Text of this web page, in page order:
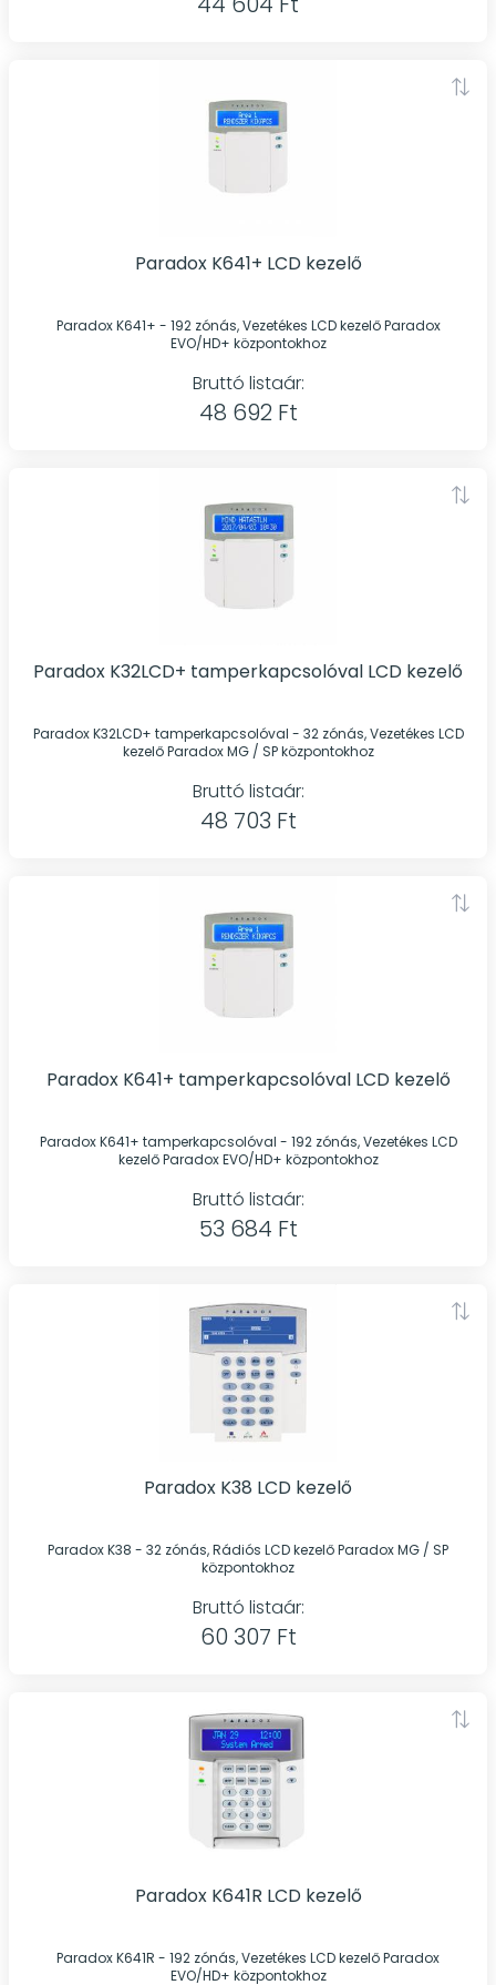
Paradox K641+ LCD kezelő
Paradox K641+ - 192 zónás, Vezetékes LCD kezelő Paradox
EVO/HD+ központokhoz
Bruttó listaár:
48 692 Ft
Paradox K32LCD+ tamperkapcsolóval LCD kezelő
Paradox K32LCD+ tamperkapcsolóval - 32 zónás, Vezetékes LCD
kezelő Paradox MG / SP központokhoz
Bruttó listaár:
48 703 Ft
Paradox K641+ tamperkapcsolóval LCD kezelő
Paradox K641+ tamperkapcsolóval - 192 zónás, Vezetékes LCD
kezelő Paradox EVO/HD+ központokhoz
Bruttó listaár:
53 684 Ft
Paradox K38 LCD kezelő
Paradox K38 - 32 zónás, Rádiós LCD kezelő Paradox MG / SP
központokhoz
Bruttó listaár:
60 307 Ft
Paradox K641R LCD kezelő
Paradox K641R - 192 zónás, Vezetékes LCD kezelő Paradox
EVO/HD+ központokhoz